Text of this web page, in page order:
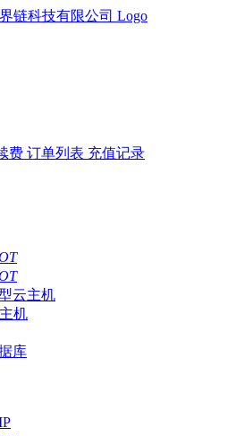
费 订单列表 充值记录
云主机
机
库